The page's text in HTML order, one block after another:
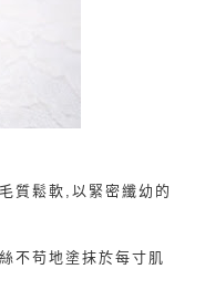
質鬆軟, 以緊密纖幼的
不苟地塗抹於每寸肌